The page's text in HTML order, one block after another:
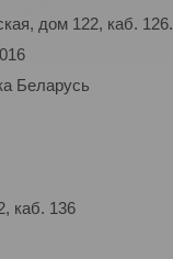
дом 122, каб. 126.
Беларусь
каб. 136